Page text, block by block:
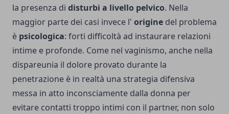
la presenza di disturbi a livello pelvico. Nella
maggior parte dei casi invece l' origine del problema
è psicologica: forti difficoltà ad instaurare relazioni
intime e profonde. Come nel vaginismo, anche nella
dispareunia il dolore provato durante la
penetrazione è in realtà una strategia difensiva
messa in atto inconsciamente dalla donna per
evitare contatti troppo intimi con il partner, non solo